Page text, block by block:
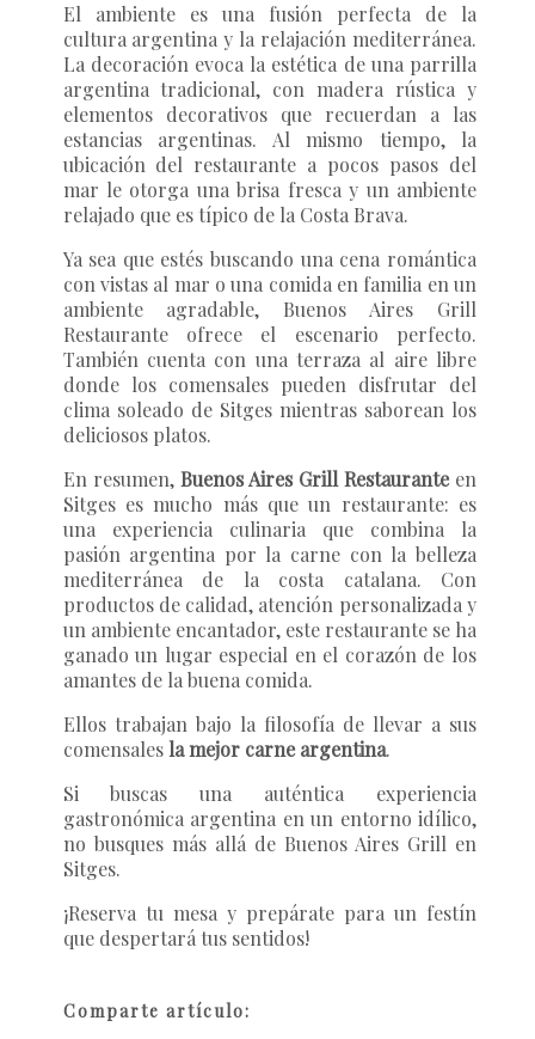
El ambiente es una fusión perfecta de la
cultura argentina y la relajación mediterránea.
La decoración evoca la estética de una parrilla
argentina tradicional, con madera rústica y
elementos decorativos que recuerdan a las
estancias argentinas. Al mismo tiempo, la
ubicación del restaurante a pocos pasos del
mar le otorga una brisa fresca y un ambiente
relajado que es típico de la Costa Brava.
Ya sea que estés buscando una cena romántica
con vistas al mar o una comida en familia en un
ambiente agradable, Buenos Aires Grill
Restaurante ofrece el escenario perfecto.
También cuenta con una terraza al aire libre
donde los comensales pueden disfrutar del
clima soleado de Sitges mientras saborean los
deliciosos platos.
En resumen, Buenos Aires Grill Restauranteen
Sitges es mucho más que un restaurante: es
una experiencia culinaria que combina la
pasión argentina por la carne con la belleza
mediterránea de la costa catalana. Con
productos de calidad, atención personalizada y
un ambiente encantador, este restaurante se ha
ganado un lugar especial en el corazón de los
amantes de la buena comida.
Ellos trabajan bajo la filosofía de llevar a sus
comensalesla mejor carne argentina.
Si buscas una auténtica experiencia
gastronómica argentina en un entorno idílico,
no busques más allá de Buenos Aires Grill en
Sitges.
¡Reserva tu mesa y prepárate para un festín
que despertará tus sentidos!
Comparte artículo: